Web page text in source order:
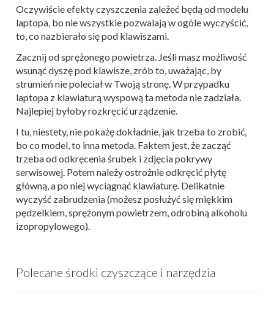
Oczywiście efekty czyszczenia zależeć będą od modelu
laptopa, bo nie wszystkie pozwalają w ogóle wyczyścić,
to, co nazbierało się pod klawiszami.
Zacznij od sprężonego powietrza. Jeśli masz możliwość
wsunąć dyszę pod klawisze, zrób to, uważając, by
strumień nie poleciał w Twoją stronę. W przypadku
laptopa z klawiaturą wyspową ta metoda nie zadziała.
Najlepiej byłoby rozkręcić urządzenie.
I tu, niestety, nie pokażę dokładnie, jak trzeba to zrobić,
bo co model, to inna metoda. Faktem jest, że zacząć
trzeba od odkręcenia śrubek i zdjęcia pokrywy
serwisowej. Potem należy ostrożnie odkręcić płytę
główną, a po niej wyciągnąć klawiaturę. Delikatnie
wyczyść zabrudzenia (możesz posłużyć się miękkim
pędzelkiem, sprężonym powietrzem, odrobiną alkoholu
izopropylowego).
Polecane środki czyszczące i narzędzia